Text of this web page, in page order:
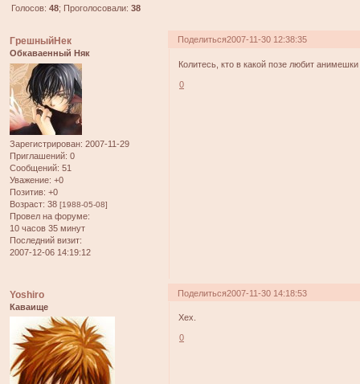
Голосов: 48; Проголосовали: 38
Поделиться2007-11-30 12:38:35
ГрешныйНек
Обкаваенный Няк
Зарегистрирован: 2007-11-29
Приглашений: 0
Сообщений: 51
Уважение: +0
Позитив: +0
Возраст: 38 [1988-05-08]
Провел на форуме:
10 часов 35 минут
Последний визит:
2007-12-06 14:19:12
Колитесь, кто в какой позе любит
0
Поделиться2007-11-30 14:18:53
Yoshiro
Каваище
Хех.
0